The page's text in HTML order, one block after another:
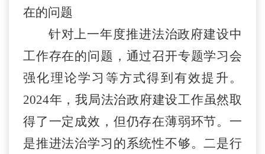
在的问题
针对上一年度推进法治政府建设中
工作存在的问题，通过召开专题学习会
强化理论学习等方式得到有效提升。
2024年，我局法治政府建设工作虽然取
得了一定成效，但仍存在薄弱环节。一
是推进法治学习的系统性不够。二是行